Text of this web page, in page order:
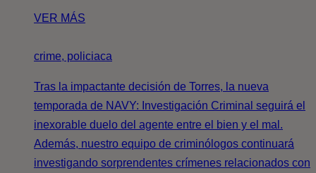
VER MÁS
crime, policiaca
Tras la impactante decisión de Torres, la nueva
temporada de NAVY: Investigación Criminal seguirá el
inexorable duelo del agente entre el bien y el mal.
Además, nuestro equipo de criminólogos continuará
investigando sorprendentes crímenes relacionados con